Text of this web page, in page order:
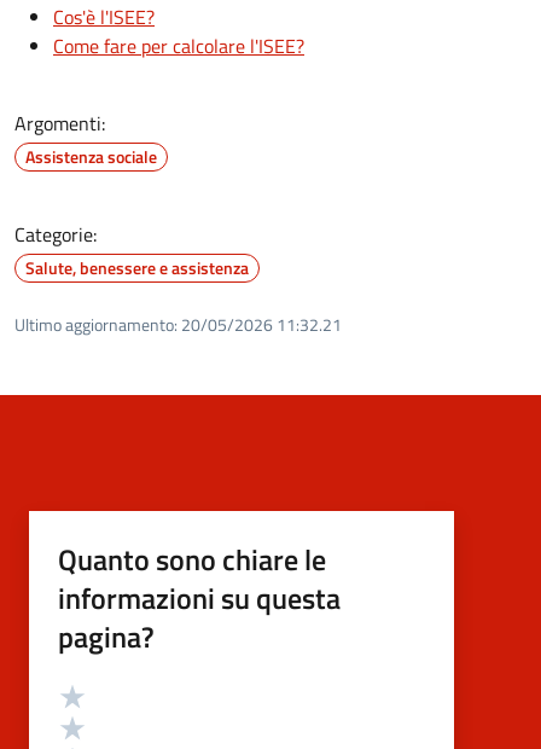
Cos'è l'ISEE?
Come fare per calcolare l'ISEE?
Argomenti:
Assistenza sociale
Categorie:
Salute, benessere e assistenza
Ultimo aggiornamento: 20/05/2026 11:32.21
Quanto sono chiare le
informazioni su questa
pagina?
Valutazione